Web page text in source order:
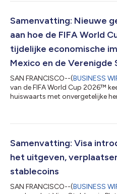
aanvulling op Visa's bestaande
cyberbeveiliging, fraude,
Samenvatting: Nieuwe
aan hoe de FIFA World
tijdelijke economische
Mexico en de Verenigde
SAN FRANCISCO--(BUSINESS
van de FIFA World Cup 2026™
huiswaarts met onvergetelijke
uitgaven tijdens het toernooi
gaststeden in Canada, Mexico
bekendmaking is officieel
Samenvatting: Visa
het uitgeven,
stablecoins
SAN FRANCISCO--(BUSINESS